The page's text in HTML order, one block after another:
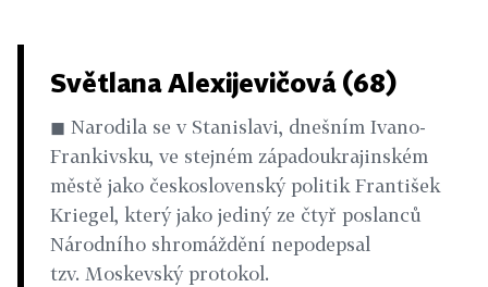
Světlana Alexijevičová (68)
◼ Narodila se v Stanislavi, dnešním Ivano-
Frankivsku, ve stejném západoukrajinském
městě jako československý politik František
Kriegel, který jako jediný ze čtyř poslanců
Národního shromáždění nepodepsal
tzv. Moskevský protokol.